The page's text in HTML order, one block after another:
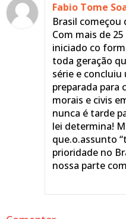
Fabio Tome
Brasil começou
Com mais de
iniciado co
toda geração
série e
preparada para
morais e civis
nunca é tarde
lei determina!
que.o.assunto
prioridade no
nossa parte